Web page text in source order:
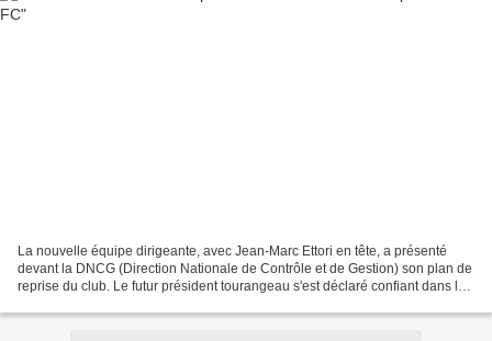
La nouvelle équipe dirigeante, avec Jean-Marc Ettori en tête, a présenté
devant la DNCG (Direction Nationale de Contrôle et de Gestion) son plan de
reprise du club. Le futur président tourangeau s'est déclaré confiant dans les